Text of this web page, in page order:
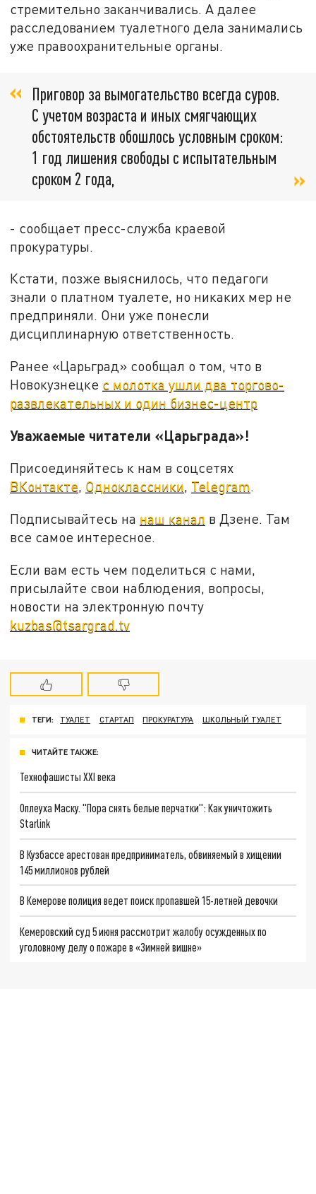
стремительно заканчивались. А далее
расследованием туалетного дела занимались
уже правоохранительные органы.
Приговор за вымогательство всегда суров.
С учетом возраста и иных смягчающих
обстоятельств обошлось условным сроком:
1 год лишения свободы с испытательным
сроком 2 года,
- сообщает пресс-служба краевой
прокуратуры.
Кстати, позже выяснилось, что педагоги
знали о платном туалете, но никаких мер не
предприняли. Они уже понесли
дисциплинарную ответственность.
Ранее «Царьград» сообщал о том, что в
Новокузнецке с молотка ушли два торгово-
развлекательных и один бизнес-центр
Уважаемые читатели «Царьграда»!
Присоединяйтесь к нам в соцсетях
ВКонтакте, Одноклассники, Telegram.
Подписывайтесь на наш канал в Дзене. Там
все самое интересное.
Если вам есть чем поделиться с нами,
присылайте свои наблюдения, вопросы,
новости на электронную почту
kuzbas@tsargrad.tv
ТЕГИ: ТУАЛЕТ СТАРТАП ПРОКУРАТУРА ШКОЛЬНЫЙ ТУАЛЕТ
ЧИТАЙТЕ ТАКЖЕ:
Технофашисты XXI века
Оплеуха Маску. "Пора снять белые перчатки": Как уничтожить
Starlink
В Кузбассе арестован предприниматель, обвиняемый в хищении
145 миллионов рублей
В Кемерове полиция ведет поиск пропавшей 15-летней девочки
Кемеровский суд 5 июня рассмотрит жалобу осужденных по
уголовному делу о пожаре в «Зимней вишне»